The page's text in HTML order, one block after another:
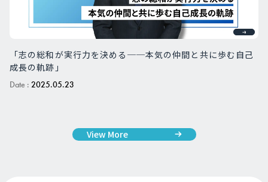
「志の総和が実行力を決める──本気の仲間と共に歩む自己
成長の軌跡」
Date : 2025.05.23
View More